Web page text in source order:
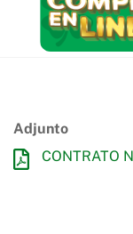
Adjunto
CONTRATO